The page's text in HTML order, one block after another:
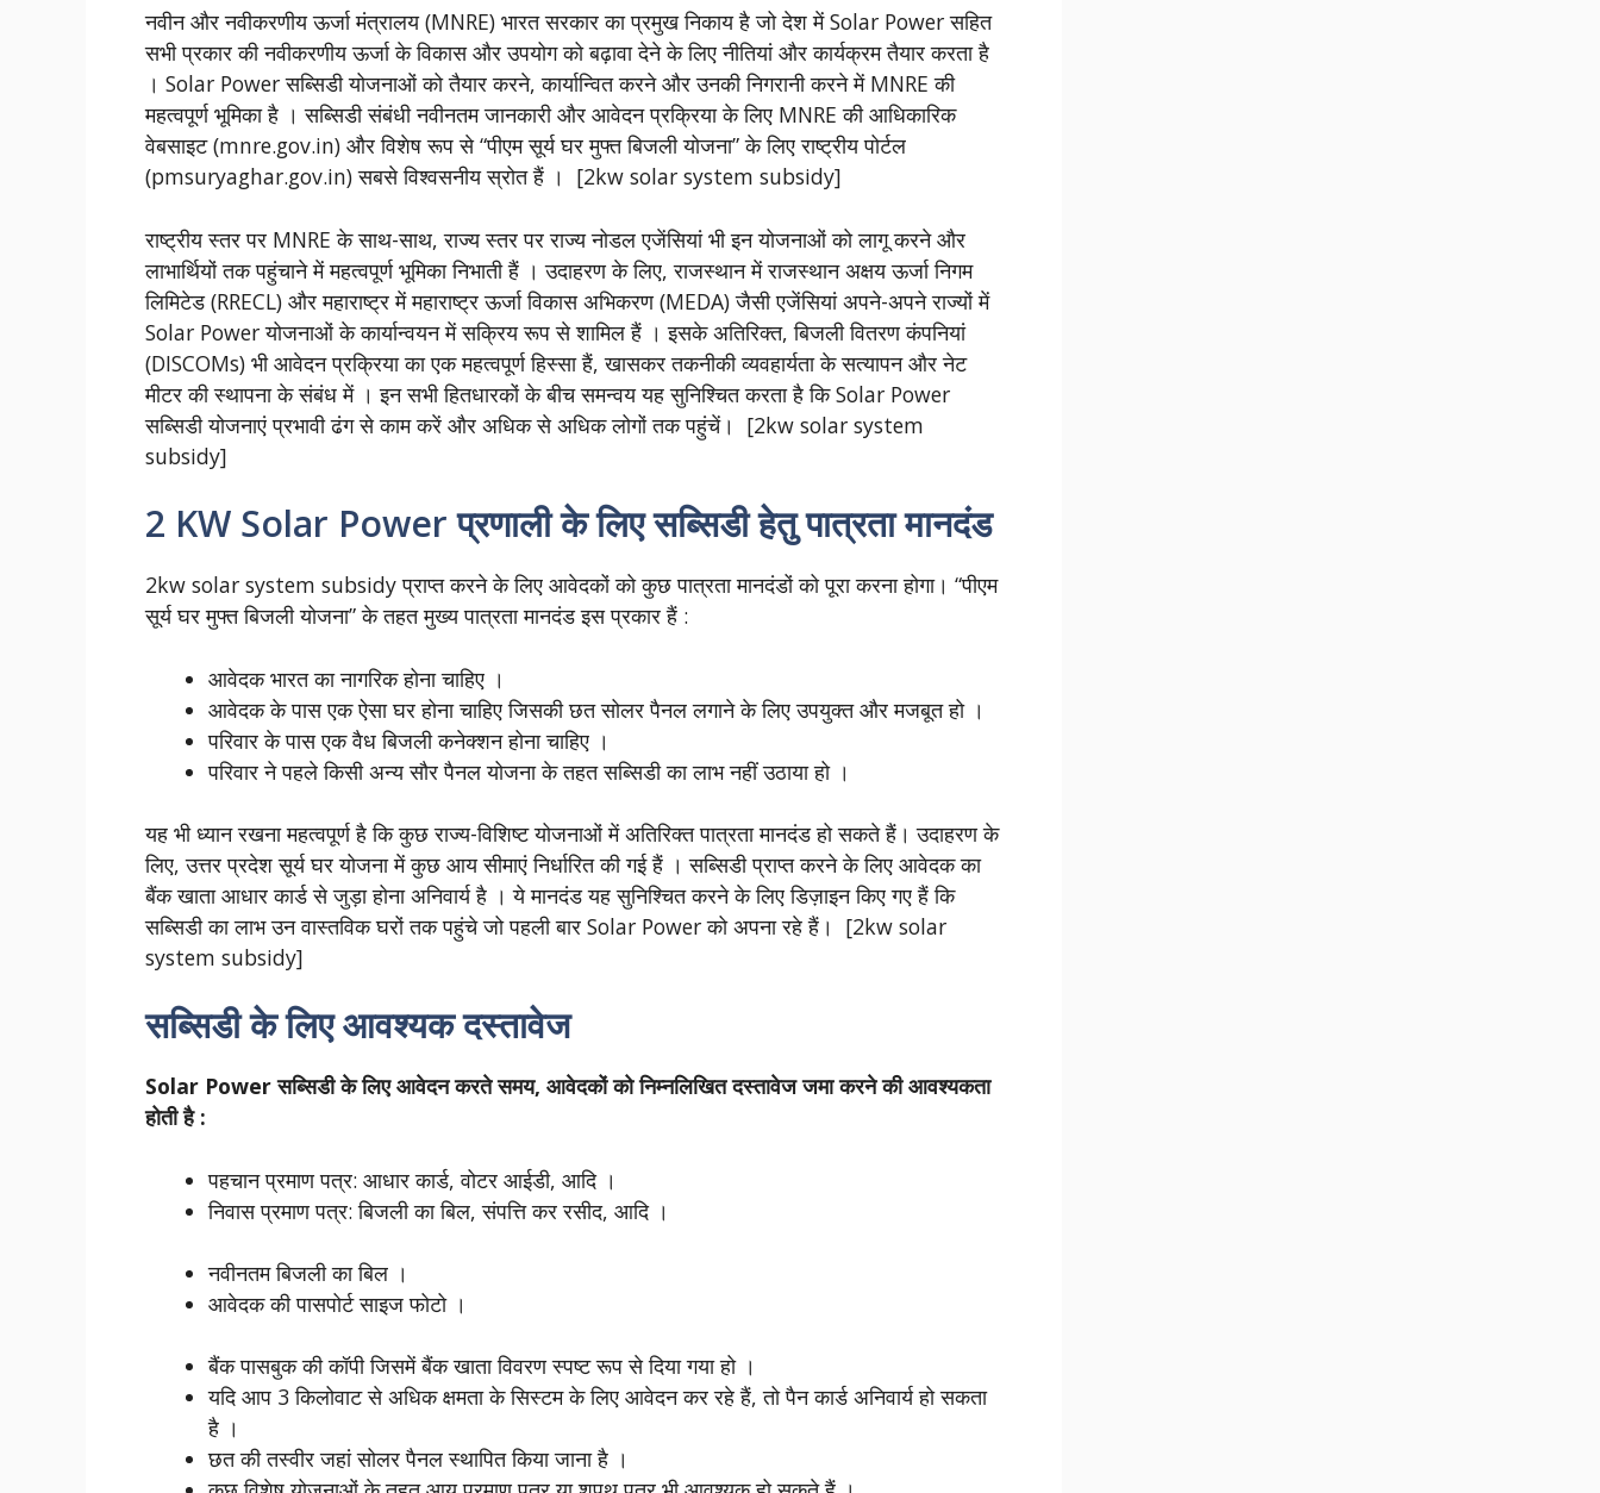
नवीन और नवीकरणीय ऊर्जा मंत्रालय (MNRE) भारत सरकार का प्रमुख निकाय है जो देश में Solar Power सहित
सभी प्रकार की नवीकरणीय ऊर्जा के विकास और उपयोग को बढ़ावा देने के लिए नीतियां और कार्यक्रम तैयार करता है
। Solar Power सब्सिडी योजनाओं को तैयार करने, कार्यान्वित करने और उनकी निगरानी करने में MNRE की
महत्वपूर्ण भूमिका है । सब्सिडी संबंधी नवीनतम जानकारी और आवेदन प्रक्रिया के लिए MNRE की आधिकारिक
वेबसाइट (mnre.gov.in) और विशेष रूप से “पीएम सूर्य घर मुफ्त बिजली योजना” के लिए राष्ट्रीय पोर्टल
(pmsuryaghar.gov.in) सबसे विश्वसनीय स्रोत हैं । [2kw solar system subsidy]
राष्ट्रीय स्तर पर MNRE के साथ-साथ, राज्य स्तर पर राज्य नोडल एजेंसियां भी इन योजनाओं को लागू करने और
लाभार्थियों तक पहुंचाने में महत्वपूर्ण भूमिका निभाती हैं । उदाहरण के लिए, राजस्थान में राजस्थान अक्षय ऊर्जा निगम
लिमिटेड (RRECL) और महाराष्ट्र में महाराष्ट्र ऊर्जा विकास अभिकरण (MEDA) जैसी एजेंसियां अपने-अपने राज्यों में
Solar Power योजनाओं के कार्यान्वयन में सक्रिय रूप से शामिल हैं । इसके अतिरिक्त, बिजली वितरण कंपनियां
(DISCOMs) भी आवेदन प्रक्रिया का एक महत्वपूर्ण हिस्सा हैं, खासकर तकनीकी व्यवहार्यता के सत्यापन और नेट
मीटर की स्थापना के संबंध में । इन सभी हितधारकों के बीच समन्वय यह सुनिश्चित करता है कि Solar Power
सब्सिडी योजनाएं प्रभावी ढंग से काम करें और अधिक से अधिक लोगों तक पहुंचें। [2kw solar system
subsidy]
2 KW Solar Power प्रणाली के लिए सब्सिडी हेतु पात्रता मानदंड
2kw solar system subsidy प्राप्त करने के लिए आवेदकों को कुछ पात्रता मानदंडों को पूरा करना होगा। “पीएम
सूर्य घर मुफ्त बिजली योजना” के तहत मुख्य पात्रता मानदंड इस प्रकार हैं :
आवेदक भारत का नागरिक होना चाहिए ।
आवेदक के पास एक ऐसा घर होना चाहिए जिसकी छत सोलर पैनल लगाने के लिए उपयुक्त और मजबूत हो ।
परिवार के पास एक वैध बिजली कनेक्शन होना चाहिए ।
परिवार ने पहले किसी अन्य सौर पैनल योजना के तहत सब्सिडी का लाभ नहीं उठाया हो ।
यह भी ध्यान रखना महत्वपूर्ण है कि कुछ राज्य-विशिष्ट योजनाओं में अतिरिक्त पात्रता मानदंड हो सकते हैं। उदाहरण के
लिए, उत्तर प्रदेश सूर्य घर योजना में कुछ आय सीमाएं निर्धारित की गई हैं । सब्सिडी प्राप्त करने के लिए आवेदक का
बैंक खाता आधार कार्ड से जुड़ा होना अनिवार्य है । ये मानदंड यह सुनिश्चित करने के लिए डिज़ाइन किए गए हैं कि
सब्सिडी का लाभ उन वास्तविक घरों तक पहुंचे जो पहली बार Solar Power को अपना रहे हैं। [2kw solar
system subsidy]
सब्सिडी के लिए आवश्यक दस्तावेज
Solar Power सब्सिडी के लिए आवेदन करते समय, आवेदकों को निम्नलिखित दस्तावेज जमा करने की आवश्यकता
होती है :
पहचान प्रमाण पत्र: आधार कार्ड, वोटर आईडी, आदि ।
निवास प्रमाण पत्र: बिजली का बिल, संपत्ति कर रसीद, आदि ।
नवीनतम बिजली का बिल ।
आवेदक की पासपोर्ट साइज फोटो ।
बैंक पासबुक की कॉपी जिसमें बैंक खाता विवरण स्पष्ट रूप से दिया गया हो ।
यदि आप 3 किलोवाट से अधिक क्षमता के सिस्टम के लिए आवेदन कर रहे हैं, तो पैन कार्ड अनिवार्य हो सकता
है ।
छत की तस्वीर जहां सोलर पैनल स्थापित किया जाना है ।